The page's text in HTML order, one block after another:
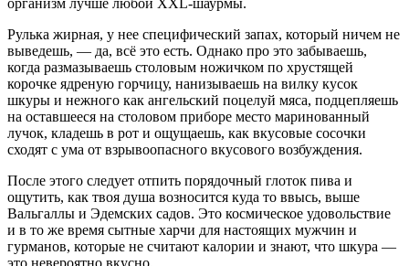
организм лучше любой XXL-шаурмы.
Рулька жирная, у нее специфический запах, который ничем не
выведешь, — да, всё это есть. Однако про это забываешь,
когда размазываешь столовым ножичком по хрустящей
корочке ядреную горчицу, нанизываешь на вилку кусок
шкуры и нежного как ангельский поцелуй мяса, подцепляешь
на оставшееся на столовом приборе место маринованный
лучок, кладешь в рот и ощущаешь, как вкусовые сосочки
сходят с ума от взрывоопасного вкусового возбуждения.
После этого следует отпить порядочный глоток пива и
ощутить, как твоя душа возносится куда то ввысь, выше
Вальгаллы и Эдемских садов. Это космическое удовольствие
и в то же время сытные харчи для настоящих мужчин и
гурманов, которые не считают калории и знают, что шкура —